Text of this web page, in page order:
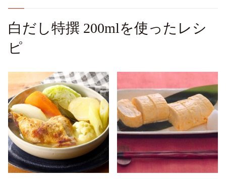
白だし特撰 200mlを使ったレシ
ピ